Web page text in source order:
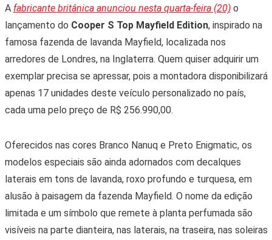
A fabricante britânica anunciou nesta quarta-feira (20)o
lançamento do Cooper S Top Mayfield Edition, inspirado na
famosa fazenda de lavanda Mayfield, localizada nos
arredores de Londres, na Inglaterra. Quem quiser adquirir um
exemplar precisa se apressar, pois a montadora disponibilizará
apenas 17 unidades deste veículo personalizado no país,
cada uma pelo preço de R$ 256.990,00.
Oferecidos nas cores Branco Nanuq e Preto Enigmatic, os
modelos especiais são ainda adornados com decalques
laterais em tons de lavanda, roxo profundo e turquesa, em
alusão à paisagem da fazenda Mayfield. O nome da edição
limitada e um símbolo que remete à planta perfumada são
visíveis na parte dianteira, nas laterais, na traseira, nas soleiras